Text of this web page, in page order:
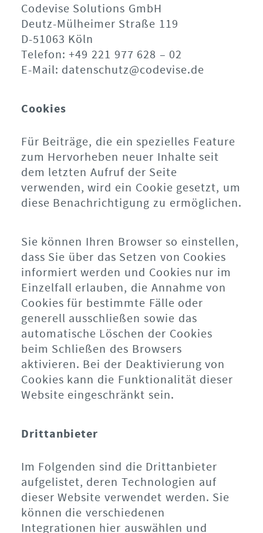
Codevise Solutions GmbH
Deutz-Mülheimer Straße 119
D-51063 Köln
Telefon: +49 221 977 628 – 02
E-Mail: datenschutz@codevise.de
Cookies
Für Beiträge, die ein spezielles Feature
zum Hervorheben neuer Inhalte seit
dem letzten Aufruf der Seite
verwenden, wird ein Cookie gesetzt, um
diese Benachrichtigung zu ermöglichen.
Sie können Ihren Browser so einstellen,
dass Sie über das Setzen von Cookies
informiert werden und Cookies nur im
Einzelfall erlauben, die Annahme von
Cookies für bestimmte Fälle oder
generell ausschließen sowie das
automatische Löschen der Cookies
beim Schließen des Browsers
aktivieren. Bei der Deaktivierung von
Cookies kann die Funktionalität dieser
Website eingeschränkt sein.
Drittanbieter
Im Folgenden sind die Drittanbieter
aufgelistet, deren Technologien auf
dieser Website verwendet werden. Sie
können die verschiedenen
Integrationen hier auswählen und